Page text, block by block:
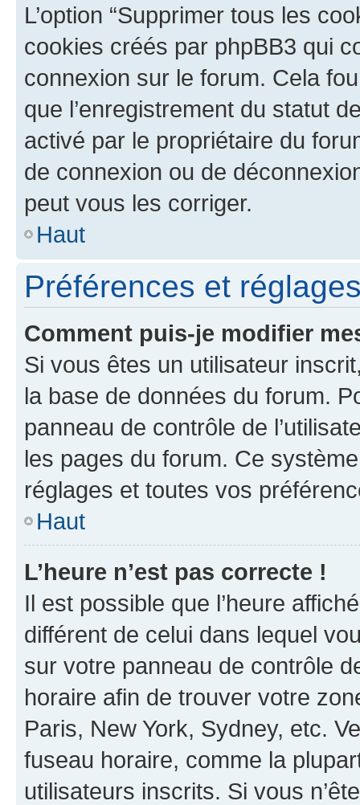
L’option “Supprimer tous les
cookies créés par phpBB3 qui
connexion sur le forum. Cela
que l’enregistrement du statut
activé par le propriétaire du
de connexion ou de
peut vous les corriger.
Haut
Préférences et
Comment puis-je modifier
Si vous êtes un utilisateur
la base de données du forum.
panneau de contrôle de
les pages du forum. Ce
réglages et toutes vos
Haut
L’heure n’est pas correcte !
Il est possible que l’heure
différent de celui dans lequel
sur votre panneau de contrôle
horaire afin de trouver votre
Paris, New York, Sydney, etc.
fuseau horaire, comme la
utilisateurs inscrits. Si vous